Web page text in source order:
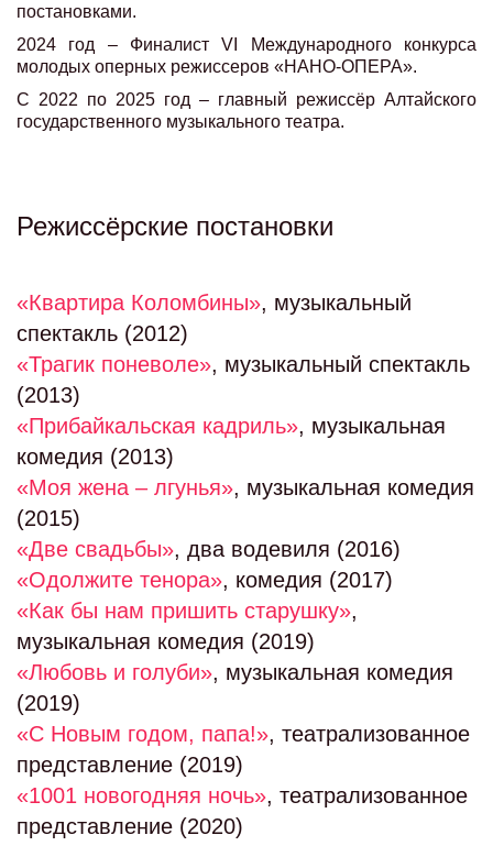
постановками.
2024 год – Финалист VI Международного конкурса
молодых оперных режиссеров «НАНО-ОПЕРА».
С 2022 по 2025 год – главный режиссёр Алтайского
государственного музыкального театра.
Режиссёрские постановки
«Квартира Коломбины», музыкальный
спектакль (2012)
«Трагик поневоле», музыкальный спектакль
(2013)
«Прибайкальская кадриль», музыкальная
комедия (2013)
«Моя жена – лгунья», музыкальная комедия
(2015)
«Две свадьбы», два водевиля (2016)
«Одолжите тенора», комедия (2017)
«Как бы нам пришить старушку»,
музыкальная комедия (2019)
«Любовь и голуби», музыкальная комедия
(2019)
«С Новым годом, папа!», театрализованное
представление (2019)
«1001 новогодняя ночь», театрализованное
представление (2020)